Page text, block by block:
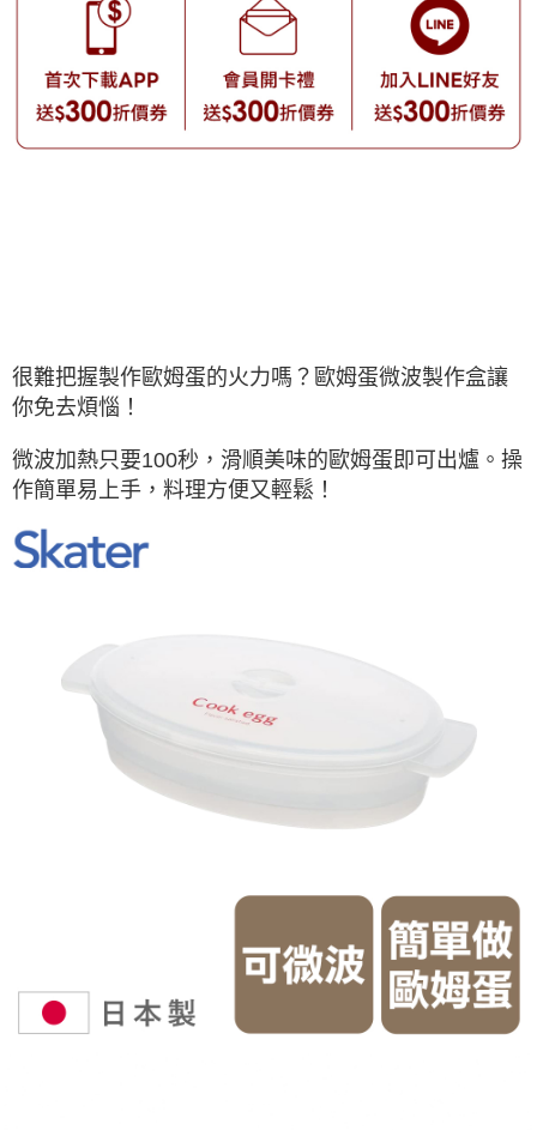
很難把握製作歐姆蛋的火力嗎？歐姆蛋微波製作盒讓
你免去煩惱！
微波加熱只要100秒，滑順美味的歐姆蛋即可出爐。操
作簡單易上手，料理方便又輕鬆！